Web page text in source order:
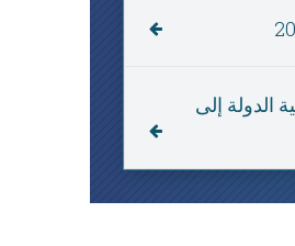
79624
الدولة المقدرة لسنة 2026
الدولة إلى